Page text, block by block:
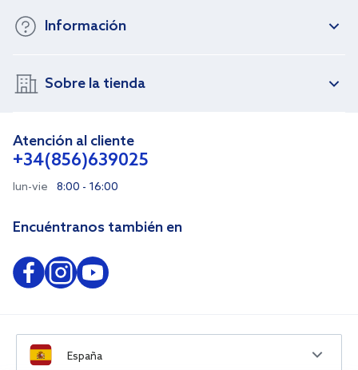
Información
Sobre la tienda
Atención al cliente
+34(856)639025
lun-vie 8:00 - 16:00
Encuéntranos también en
España